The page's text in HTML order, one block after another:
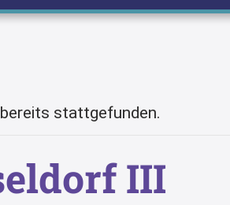
stattgefunden.
III